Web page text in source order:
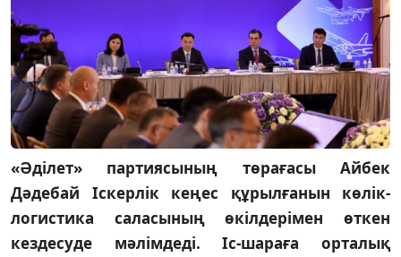
«Əділет» партиясының төрағасы Айбек
Дəдебай Іскерлік кеңес құрылғанын көлік-
логистика саласының өкілдерімен өткен
кездесуде мəлімдеді. Іс-шараға орталық